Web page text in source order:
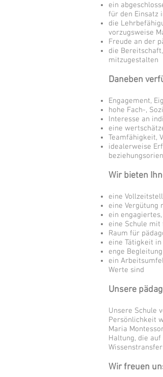
ein
für den Einsatz
die
vorzugsweise
Freude an der
die
mitzugestalten
Daneben
Engagement,
hohe Fach-,
Interesse an
eine
Teamfähigkeit,
idealerweise
Wir bieten
eine
eine Vergütung
ein
eine Schule
Raum für
eine Tätigkeit
enge
ein
Werte sind
Unsere
Unsere Schule
Persönlichkeit
Maria
Haltung, die
Wir freuen